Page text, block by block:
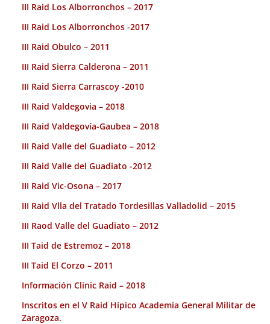
III Raid Los Alborronchos – 2017
III Raid Los Alborronchos -2017
III Raid Obulco – 2011
III Raid Sierra Calderona – 2011
III Raid Sierra Carrascoy -2010
III Raid Valdegovia – 2018
III Raid Valdegovía-Gaubea – 2018
III Raid Valle del Guadiato – 2012
III Raid Valle del Guadiato -2012
III Raid Vic-Osona – 2017
III Raid Vlla del Tratado Tordesillas Valladolid – 2015
III Raod Valle del Guadiato – 2012
III Taid de Estremoz – 2018
III Taid El Corzo – 2011
Información Clinic Raid – 2018
Inscritos en el V Raid Hípico Academia General Militar de
Zaragoza.